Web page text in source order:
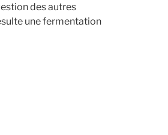
des autres
une fermentation